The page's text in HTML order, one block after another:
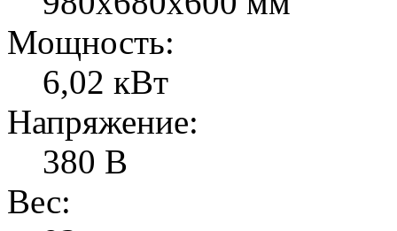
Мощность:
6,02 кВт
Напряжение:
380 В
Вес: